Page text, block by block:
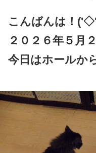
こんばんは！
２０２６年５月
今日はホールか